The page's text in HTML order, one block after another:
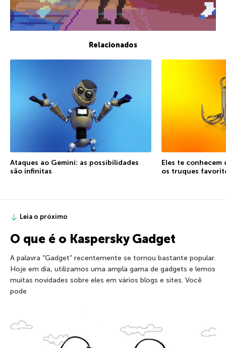
Relacionados
Ataques ao Gemini: as possibilidades
são infinitas
Eles te conhecem
os truques
Leia o próximo
O que é o Kaspersky Gadget
A palavra “Gadget” recentemente se tornou bastante popular.
Hoje em dia, utilizamos uma ampla gama de gadgets e lemos
muitas novidades sobre eles em vários blogs e sites. Você
pode